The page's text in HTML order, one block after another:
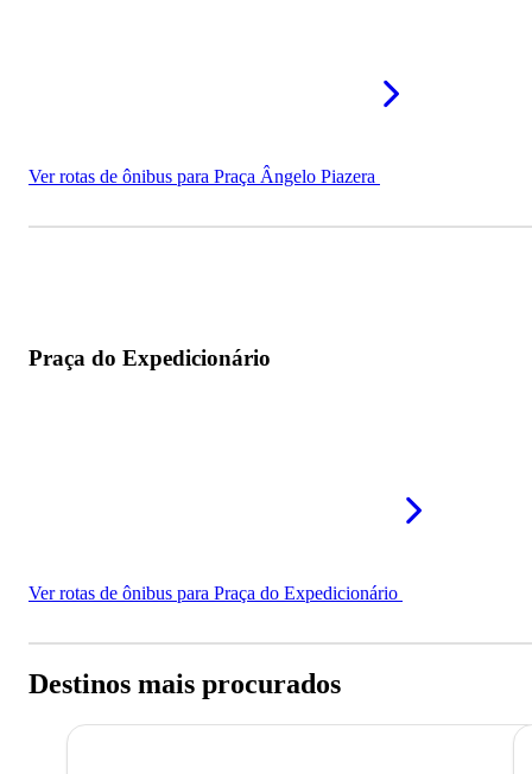
Ver rotas de ônibus para Praça Ângelo Piazera
Praça do Expedicionário
Ver rotas de ônibus para Praça do Expedicionário
Destinos mais procurados